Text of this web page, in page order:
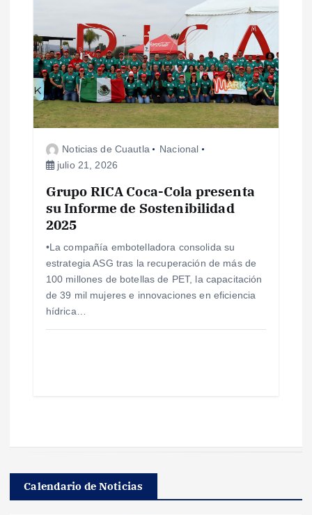
Noticias de Cuautla
Nacional
julio 21, 2026
Grupo RICA Coca-Cola presenta
su Informe de Sostenibilidad
2025
•La compañía embotelladora consolida su
estrategia ASG tras la recuperación de más de
100 millones de botellas de PET, la capacitación
de 39 mil mujeres e innovaciones en eficiencia
hídrica…
Calendario de Noticias